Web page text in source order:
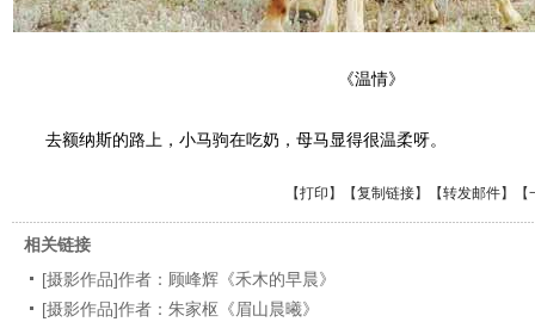
《温情》
去额纳斯的路上，小马驹在吃奶，母马显得很温柔呀。
【打印 】【复制链接】【转发邮件】
相关链接
[摄影作品]作者：顾峰辉《禾木的早晨》
[摄影作品]作者：朱家枢《眉山晨曦》